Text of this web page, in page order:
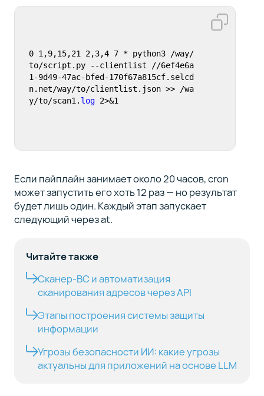
0 1,9,15,21 2,3,4 7 * python3 /way/
to/script.py --clientlist //6ef4e6a
1-9d49-47ac-bfed-170f67a815cf.selcd
n.net/way/to/clientlist.json >> /wa
y/to/scan1. log 2>&1
Если пайплайн занимает около 20 часов, cron
может запустить его хоть 12 раз — но результат
будет лишь один. Каждый этап запускает
следующий через at.
Читайте также
Сканер-ВС и автоматизация
сканирования адресов через API
Этапы построения системы защиты
информации
Угрозы безопасности ИИ: какие угрозы
актуальны для приложений на основе LLM